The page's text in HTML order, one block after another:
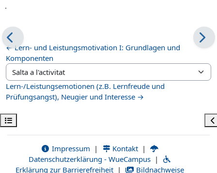
Obre l'índex del curs
.
← Lern- und Leistungsmotivation I: Grundlagen und
Komponenten
Salta a l'activitat
Lern-/Leistungsemotionen (z.B. Lernfreude und
Prüfungsangst), Neugier und Interesse →
Impressum | Kontakt |
Datenschutzerklärung - WueCampus |
Erklärung zur Barrierefreiheit | Bildnachweise